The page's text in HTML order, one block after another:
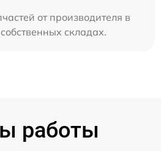
от производителя в
складах.
работы